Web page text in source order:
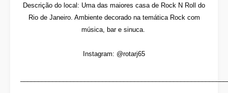
Descrição do local: Uma das maiores casa de Rock N Roll do
Rio de Janeiro. Ambiente decorado na temática Rock com
música, bar e sinuca.
Instagram: @rotarj65